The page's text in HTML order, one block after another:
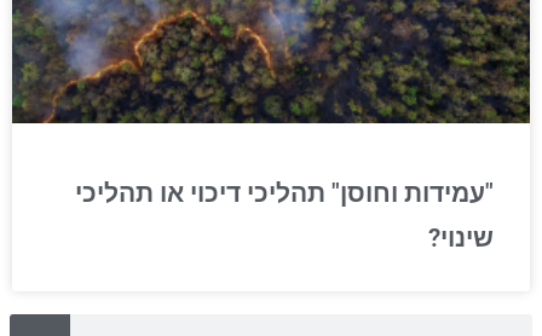
"עמידות וחוסן" תהליכי דיכוי או תהליכי
שינוי?